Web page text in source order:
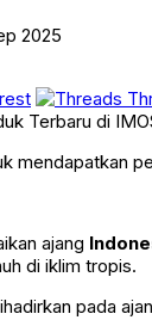
2025
mendapatkan
ajang
di iklim tropis.
pada